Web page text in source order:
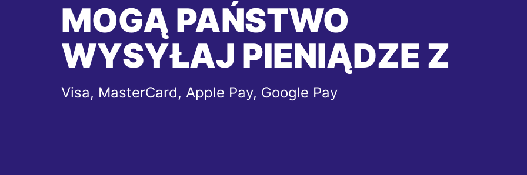
MOGĄ PAŃSTWO
WYSYŁAJ PIENIĄDZE Z
Visa, MasterCard, Apple Pay, Google Pay